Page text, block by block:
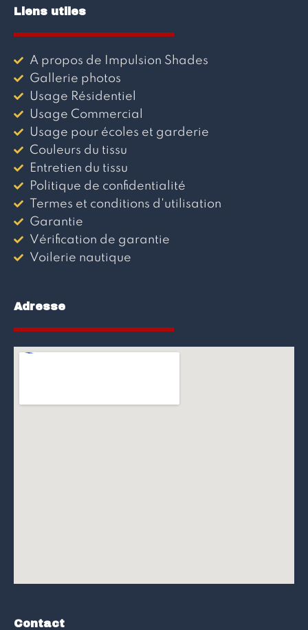
Liens utiles
A propos de Impulsion Shades
Gallerie photos
Usage Résidentiel
Usage Commercial
Usage pour écoles et garderie
Couleurs du tissu
Entretien du tissu
Politique de confidentialité
Termes et conditions d'utilisation
Garantie
Vérification de garantie
Voilerie nautique
Adresse
Contact